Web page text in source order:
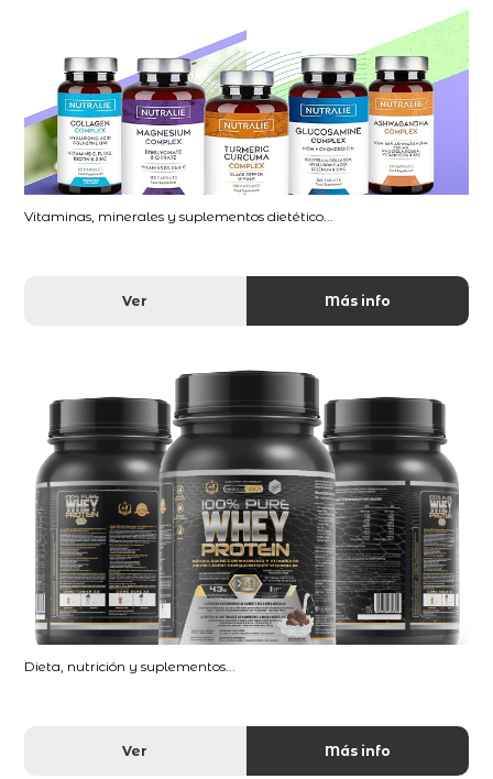
Vitaminas, minerales y suplementos dietético...
Ver Más info
Dieta, nutrición y suplementos...
Ver Más info